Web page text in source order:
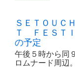
ＳＥＴＯＵ
Ｔ ＦＥＳＴ
の予定
午後５時から同
ロムナード周辺